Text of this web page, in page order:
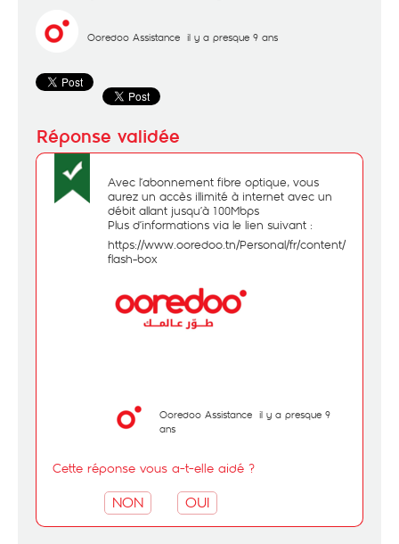
Ooredoo Assistance il y a presque 9 ans
Avec l’abonnement fibre optique, vous
aurez un accès illimité à internet avec un
débit allant jusqu’à 100Mbps
Plus d’informations via le lien suivant :
https://www.ooredoo.tn/Personal/fr/content/344-
flash-box
Ooredoo Assistance il y a presque 9
ans
Cette réponse vous a-t-elle aidé ?
NON OUI